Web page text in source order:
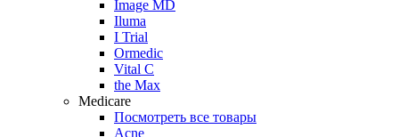
Image MD
Iluma
I Trial
Ormedic
Vital C
the Max
Medicare
Посмотреть все товары
Acne